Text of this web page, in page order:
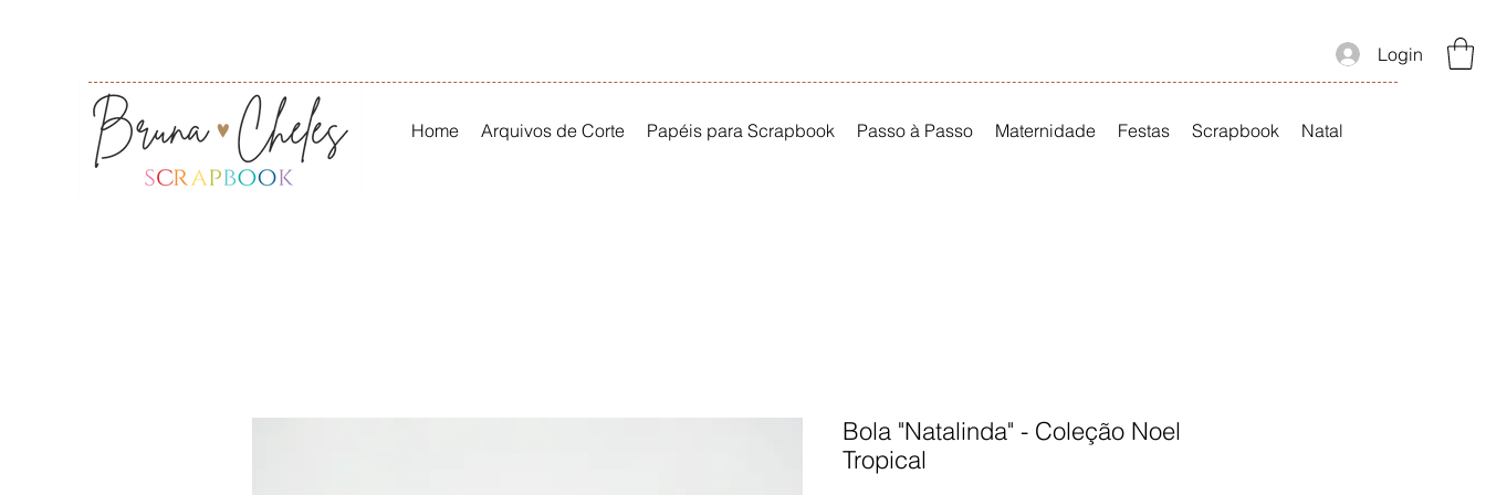
Login
Home Arquivos de Corte Papéis para Scrapbook Passo à Passo Maternidade Festas Scrapbook Natal
Bola "Natalinda" - Coleção Noel
Tropical